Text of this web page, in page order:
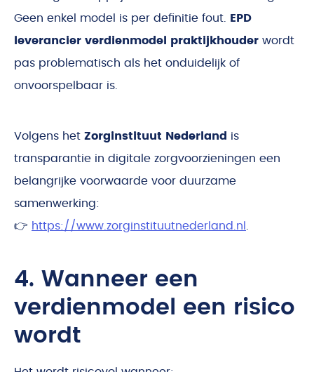
Geen enkel model is per definitie fout.
EPD
leverancier verdienmodel praktijkhouder wordt
pas problematisch als het onduidelijk of
onvoorspelbaar is.
Volgens het Zorginstituut Nederland is
transparantie in digitale zorgvoorzieningen een
belangrijke voorwaarde voor duurzame
samenwerking:
👉 https://www.zorginstituutnederland.nl
4. Wanneer een
verdienmodel een risico
wordt